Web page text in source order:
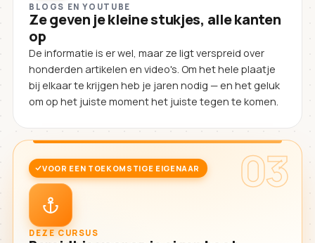
BLOGS EN YOUTUBE
Ze geven je kleine stukjes, alle kanten
op
De informatie is er wel, maar ze ligt verspreid over
honderden artikelen en video's. Om het hele plaatje
bij elkaar te krijgen heb je jaren nodig — en het geluk
om op het juiste moment het juiste tegen te komen.
03
VOOR EEN TOEKOMSTIGE EIGENAAR
DEZE CURSUS